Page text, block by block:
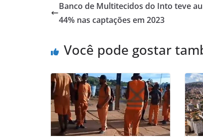
Banco de Multitecidos do Into teve
44% nas captações em 2023
Você pode gostar